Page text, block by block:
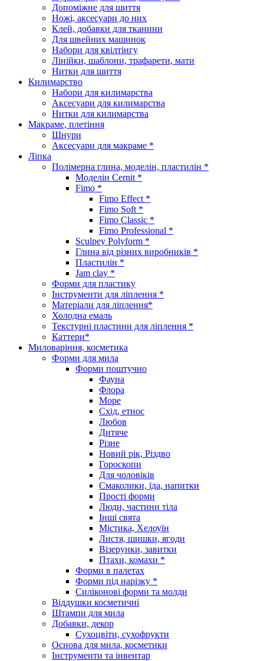
Допоміжне для шиття
Ножі, аксесуари до них
Клей, добавки для тканини
Для швейних машинок
Набори для квілтінгу
Лінійки, шаблони, трафарети, мати
Нитки для шиття
Килимарство
Набори для килимарства
Аксесуари для килимарства
Нитки для килимарства
Макраме, плетіння
Шнури
Аксесуари для макраме *
Ліпка
Полімерна глина, моделін, пластилін *
Моделін Cernit *
Fimo *
Fimo Effect *
Fimo Soft *
Fimo Classic *
Fimo Professional *
Sculpey Polyform *
Глина від різних виробників *
Пластилін *
Jam clay *
Форми для пластику
Інструменти для ліплення *
Матеріали для ліплення*
Холодна емаль
Текстурні пластини для ліплення *
Каттери*
Миловаріння, косметика
Форми для мила
Форми поштучно
Фауна
Флора
Море
Схід, етнос
Любов
Дитяче
Різне
Новий рік, Різдво
Гороскопи
Для чоловіків
Смаколики, їда, напитки
Прості форми
Люди, частини тіла
Інші свята
Містика, Хелоуїн
Листя, шишки, ягоди
Візерунки, завитки
Птахи, комахи *
Форми в палетах
Форми під нарізку *
Силіконові форми та молди
Віддушки косметичні
Штампи для мила
Добавки, декор
Сухоцвіти, сухофрукти
Основа для мила, косметики
Інструменти та інвентар